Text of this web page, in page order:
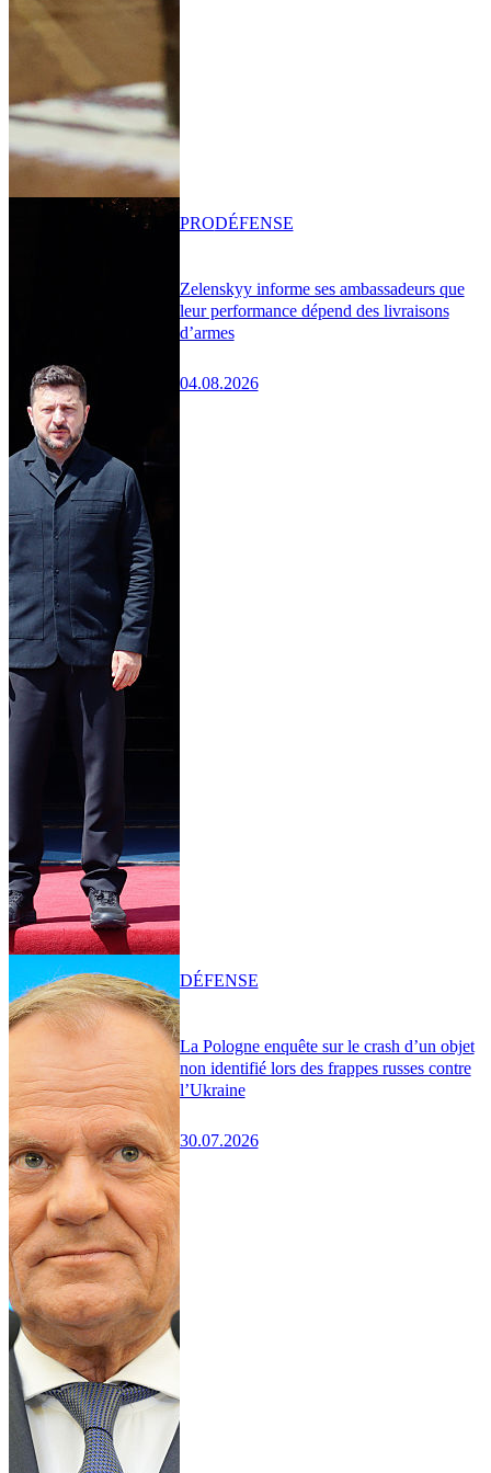
Zelenskyy informe ses ambassadeurs que
leur performance dépend des livraisons
d’armes
04.08.2026
PRODÉFENSE
La Pologne enquête sur le crash d’un objet
non identifié lors des frappes russes contre
l’Ukraine
30.07.2026
DÉFENSE